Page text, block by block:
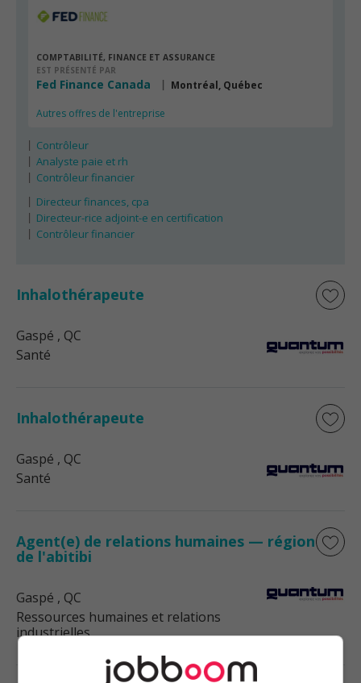
COMPTABILITÉ, FINANCE ET ASSURANCE
EST PRÉSENTÉ PAR
Fed Finance Canada Montréal, Québec
Autres offres de l'entreprise
Contrôleur
Analyste paie et rh
Contrôleur financier
Directeur finances, cpa
Directeur-rice adjoint-e en certification
Contrôleur financier
Inhalothérapeute
Gaspé , QC
Santé
Inhalothérapeute
Gaspé , QC
Santé
Agent(e) de relations humaines — région
de l'abitibi
Gaspé , QC
Ressources humaines et relations
industrielles